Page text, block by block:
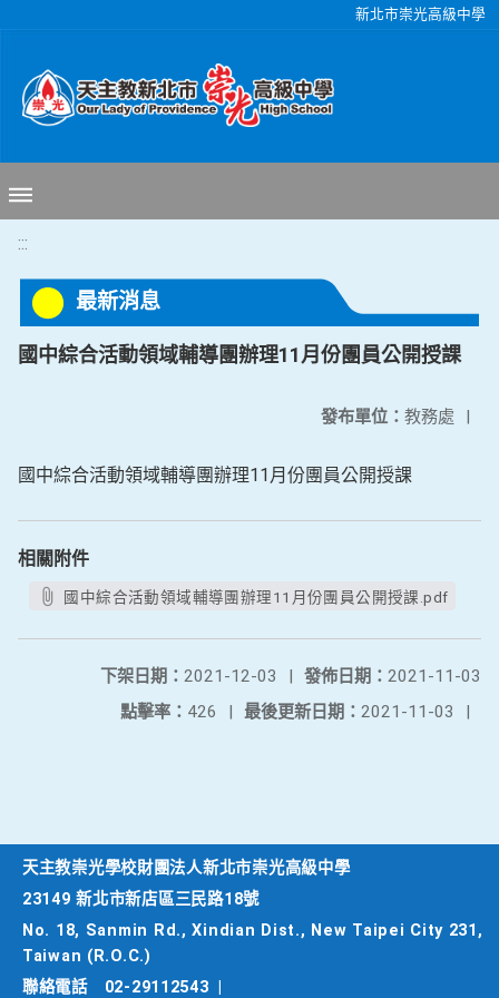
新北市崇光高級中學
:::
最新消息
國中綜合活動領域輔導團辦理11月份團員公開授課
發布單位： 教務處 |
國中綜合活動領域輔導團辦理11月份團員公開授課
相關附件
國中綜合活動領域輔導團辦理11月份團員公開授課.pdf
發佈日期： 2021-11-03
下架日期： 2021-12-03
|
最後更新日期： 2021-11-03 |
點擊率： 426 |
天主教崇光學校財團法人新北市崇光高級中學
23149 新北市新店區三民路18號
No. 18, Sanmin Rd., Xindian Dist., New Taipei City 231,
Taiwan (R.O.C.)
聯絡電話
02-29112543